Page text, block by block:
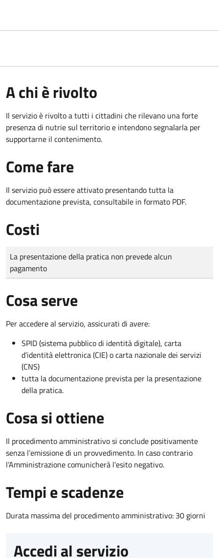
A chi è rivolto
Il servizio è rivolto a tutti i cittadini che rilevano una forte
presenza di nutrie sul territorio e intendono segnalarla per
supportarne il contenimento.
Come fare
Il servizio può essere attivato presentando tutta la
documentazione prevista, consultabile in formato PDF.
Costi
Tipo di pagamento
Importo
La presentazione della pratica non prevede alcun
pagamento
Cosa serve
Per accedere al servizio, assicurati di avere:
SPID (sistema pubblico di identità digitale), carta
d’identità elettronica (CIE) o carta nazionale dei servizi
(CNS)
tutta la documentazione prevista per la presentazione
della pratica.
Cosa si ottiene
Il procedimento amministrativo si conclude positivamente
senza l’emissione di un provvedimento. In caso contrario
l’Amministrazione comunicherà l’esito negativo.
Tempi e scadenze
Durata massima del procedimento amministrativo: 30 giorni
Accedi al servizio